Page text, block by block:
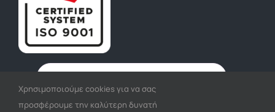
Χρησιμοποιούμε cookies για να σας
προσφέρουμε την καλύτερη δυνατή